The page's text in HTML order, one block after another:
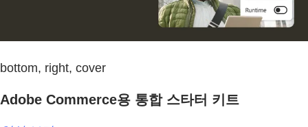
bottom, right, cover
Adobe Commerce용 통합 스타터 키트